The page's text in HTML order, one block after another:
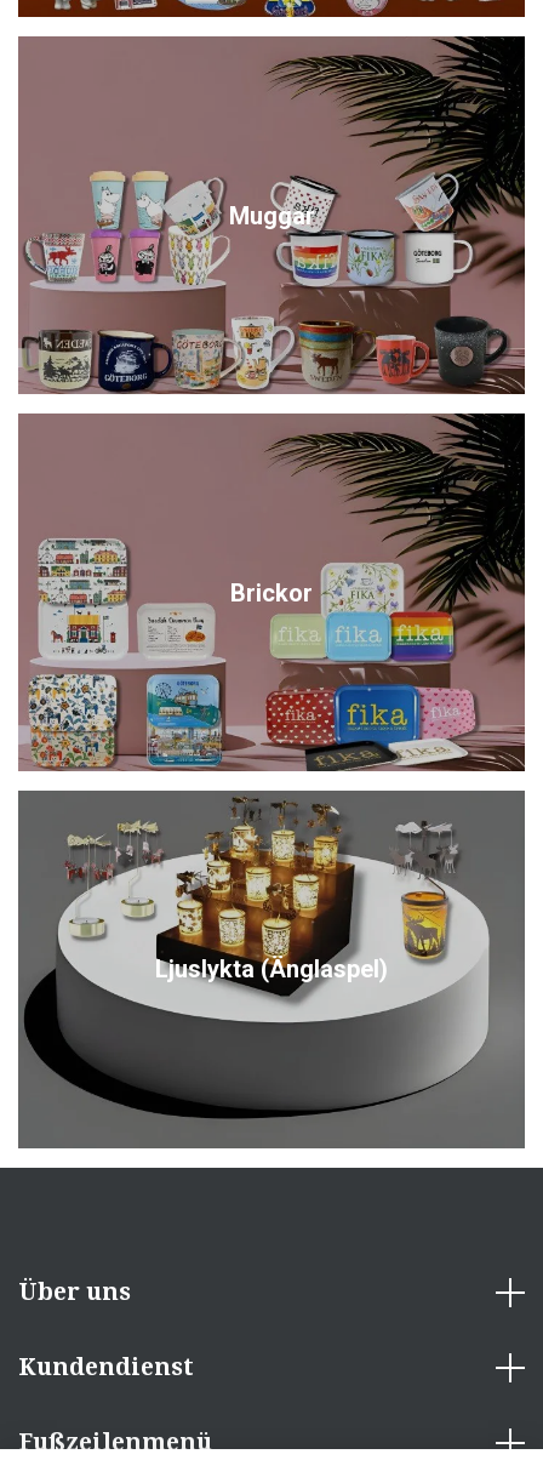
Muggar
Brickor
Ljuslykta (Änglaspel)
Über uns
Kundendienst
Fußzeilenmenü